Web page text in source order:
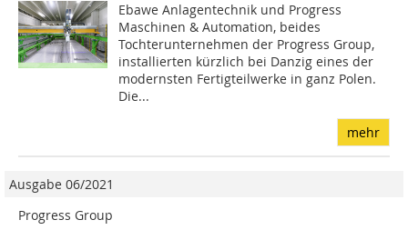
Ebawe Anlagentechnik und Progress
Maschinen & Automation, beides
Tochterunternehmen der Progress Group,
installierten kürzlich bei Danzig eines der
modernsten Fertigteilwerke in ganz Polen.
Die...
mehr
Ausgabe 06/2021
Progress Group